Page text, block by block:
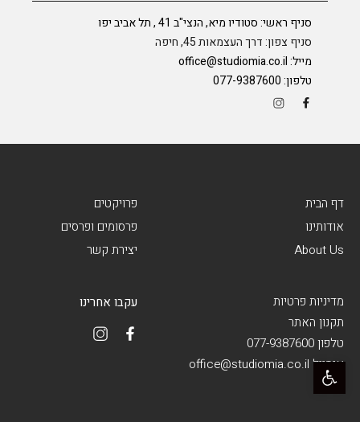
פתח סרגל נגישות
סניף ראשי: סטודיו מיא, הנצי"ב 41 , תל אביב יפו
סניף צפון: דרך העצמאות 45, חיפה
מייל:office@studiomia.co.il
טלפון:077-9387600
דף הבית
אודותינו
About Us
פרויקטים
פרסומים ופרסים
יצירת קשר
מדיניות פרטיות
תקנון האתר
טלפון 077-9387600
אימייל office@studiomia.co.il
עקבו אחרינו